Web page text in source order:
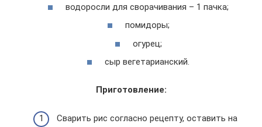
водоросли для сворачивания – 1 пачка;
помидоры;
огурец;
сыр вегетарианский.
Приготовление:
Сварить рис согласно рецепту, оставить на